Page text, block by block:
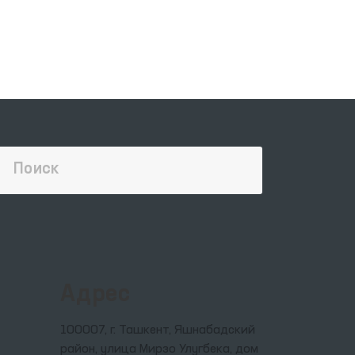
100007, г. Ташкент, Яшнабадский
район, улица Мирзо Улугбека, дом